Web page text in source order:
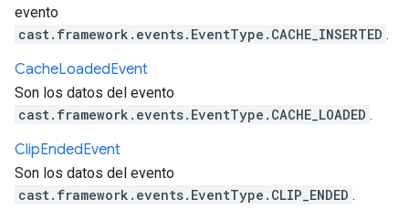
evento
cast.framework.events.EventType.CACHE_INSERTED .
CacheLoadedEvent
Son los datos del evento
cast.framework.events.EventType.CACHE_LOADED .
ClipEndedEvent
Son los datos del evento
cast.framework.events.EventType.CLIP_ENDED .